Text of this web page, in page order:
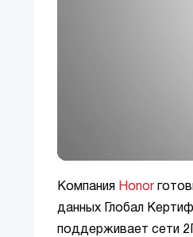
Компания Honor
данных Глобал
поддерживает сети